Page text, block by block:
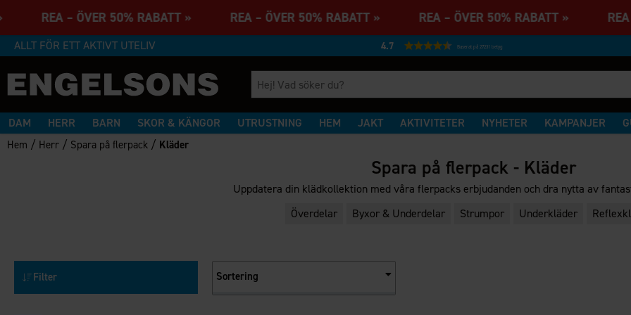
» REA – ÖVER 50% RABATT » REA – ÖVER 50% RABATT » REA – ÖVER 50% RABATT »
ALLT FÖR ETT AKTIVT UTELIV 4.7 Baserat på 27231 betyg
DAM HERR BARN SKOR & KÄNGOR UTRUSTNING HEM JAKT AKTIVITETER NYHETER KAMPANJER
Hem / Herr / Spara på flerpack / Kläder
Spara på flerpack - Kläder
Uppdatera din klädkollektion med våra flerpacks erbjudanden och dra nytta av
Överdelar
Byxor & Underdelar Strumpor Underkläder
Filter Sortering